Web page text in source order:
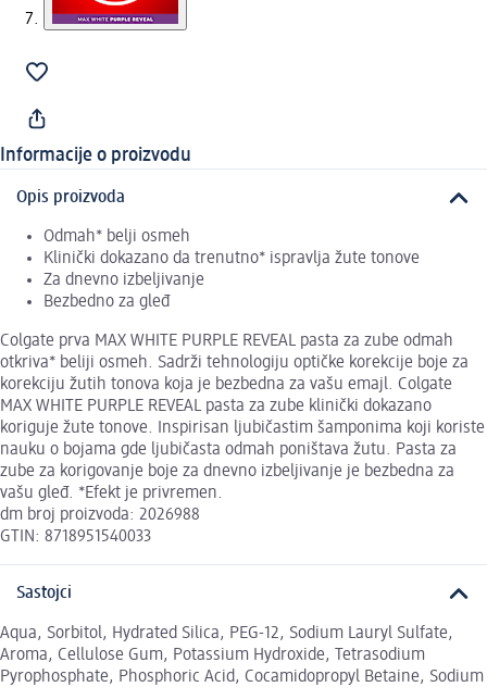
Informacije o proizvodu
Opis proizvoda
Odmah* belji osmeh
Klinički dokazano da trenutno* ispravlja žute tonove
Za dnevno izbeljivanje
Bezbedno za gleđ
Colgate prva MAX WHITE PURPLE REVEAL pasta za zube odmah
otkriva* beliji osmeh. Sadrži tehnologiju optičke korekcije boje za
korekciju žutih tonova koja je bezbedna za vašu emajl. Colgate
MAX WHITE PURPLE REVEAL pasta za zube klinički dokazano
koriguje žute tonove. Inspirisan ljubičastim šamponima koji koriste
nauku o bojama gde ljubičasta odmah poništava žutu. Pasta za
zube za korigovanje boje za dnevno izbeljivanje je bezbedna za
vašu gleđ. *Efekt je privremen.
dm broj proizvoda: 2026988
GTIN: 8718951540033
Sastojci
Aqua, Sorbitol, Hydrated Silica, PEG-12, Sodium Lauryl Sulfate,
Aroma, Cellulose Gum, Potassium Hydroxide, Tetrasodium
Pyrophosphate, Phosphoric Acid, Cocamidopropyl Betaine, Sodium